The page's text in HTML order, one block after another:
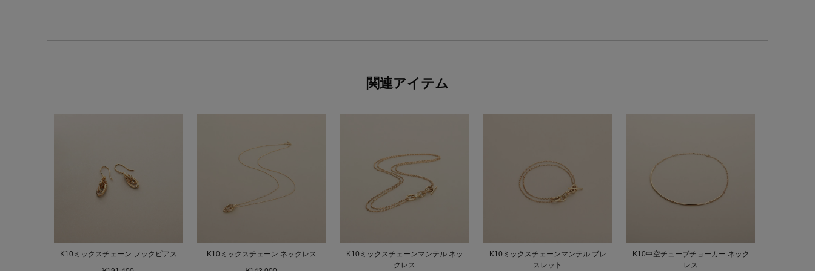
関連アイテム
K10ミックスチェーン フックピアス
K10ミックスチェーン ネックレス
K10ミックスチェーンマンテル ネッ
クレス
K10ミックスチェーンマンテル ブレ
スレット
K10中空チューブチョーカー ネック
レス